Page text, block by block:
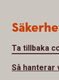
Ta tillbaka
Så hanterar